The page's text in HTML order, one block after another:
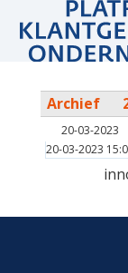
Archief
20-03-2023
20-03-2023